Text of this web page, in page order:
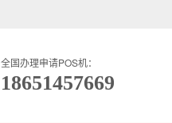
全国办理申请POS机：
18651457669